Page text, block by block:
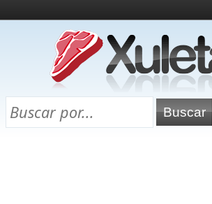
¿Qué es esto?
Directorio
Chuletas para exámenes